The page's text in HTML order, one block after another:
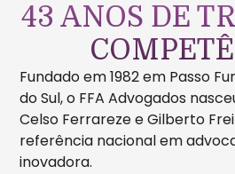
43 ANOS DE
Fundado em 1982 em Passo
do Sul, o FFA Advogados
Celso Ferrareze e Gilberto
referência nacional em
inovadora.